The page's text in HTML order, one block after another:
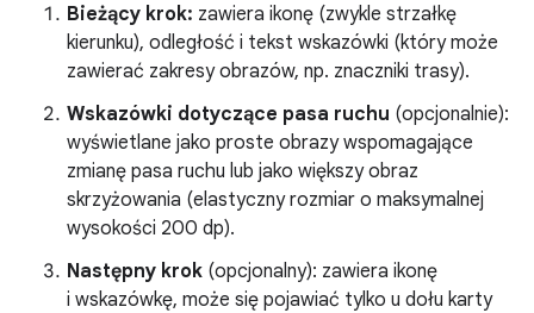
Bieżący krok: zawiera ikonę (zwykle strzałkę
kierunku), odległość i tekst wskazówki (który może
zawierać zakresy obrazów, np. znaczniki trasy).
Wskazówki dotyczące pasa ruchu (opcjonalnie):
wyświetlane jako proste obrazy wspomagające
zmianę pasa ruchu lub jako większy obraz
skrzyżowania (elastyczny rozmiar o maksymalnej
wysokości 200 dp).
Następny krok (opcjonalny): zawiera ikonę
i wskazówkę, może się pojawiać tylko u dołu karty